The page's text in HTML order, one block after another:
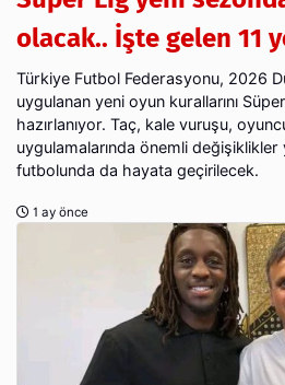
olacak.. İşte gelen 11
Türkiye Futbol Federasyonu, 2026
uygulanan yeni oyun kurallarını
hazırlanıyor. Taç, kale vuruşu,
uygulamalarında önemli
futbolunda da hayata geçirilecek.
1 ay önce